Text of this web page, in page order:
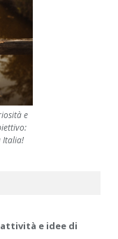
e
Italia!
e idee di